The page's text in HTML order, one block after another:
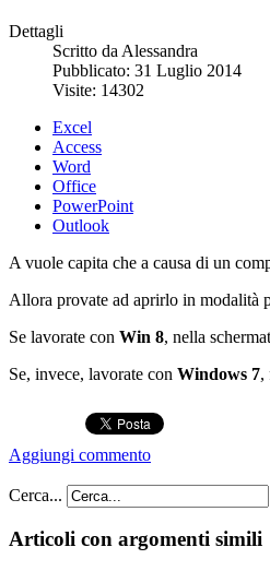
Dettagli
Scritto da Alessandra
Pubblicato: 31 Luglio 2014
Visite: 14302
Excel
Access
Word
Office
PowerPoint
Outlook
A vuole capita che a causa di un
Allora provate ad aprirlo in modalità
Se lavorate con Win 8, nella
Se, invece, lavorate con Windows 7,
Aggiungi commento
Cerca...
Articoli con argomenti simili